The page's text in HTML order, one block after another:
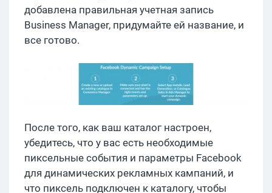
добавлена ​​правильная учетная запись
Business Manager, придумайте ей название, и
все готово.
После того, как ваш каталог настроен,
убедитесь, что у вас есть необходимые
пиксельные события и параметры Facebook
для динамических рекламных кампаний, и
что пиксель подключен к каталогу, чтобы